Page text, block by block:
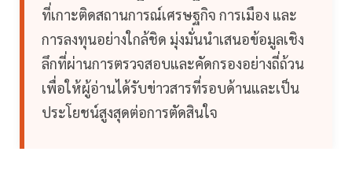
ที่เกาะติดสถานการณ์เศรษฐกิจ การเมือง และ
การลงทุนอย่างใกล้ชิด มุ่งมั่นนำเสนอข้อมูลเชิง
ลึกที่ผ่านการตรวจสอบและคัดกรองอย่างถี่ถ้วน
เพื่อให้ผู้อ่านได้รับข่าวสารที่รอบด้านและเป็น
ประโยชน์สูงสุดต่อการตัดสินใจ